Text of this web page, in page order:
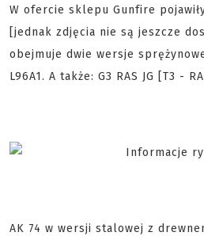
W ofercie sklepu Gunfire
[jednak zdjęcia nie są jeszcze
obejmuje dwie wersje
L96A1. A także: G3 RAS JG [T3 -
AK 74 w wersji stalowej z